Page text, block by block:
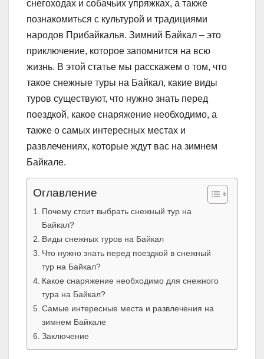
снегоходах и собачьих упряжках, а также
познакомиться с культурой и традициями
народов Прибайкалья. Зимний Байкал – это
приключение, которое запомнится на всю
жизнь. В этой статье мы расскажем о том, что
такое снежные туры на Байкал, какие виды
туров существуют, что нужно знать перед
поездкой, какое снаряжение необходимо, а
также о самых интересных местах и
развлечениях, которые ждут вас на зимнем
Байкале.
Оглавление
Почему стоит выбрать снежный тур на
Байкал?
Виды снежных туров на Байкал
Что нужно знать перед поездкой в снежный
тур на Байкал?
Какое снаряжение необходимо для снежного
тура на Байкал?
Самые интересные места и развлечения на
зимнем Байкале
Заключение